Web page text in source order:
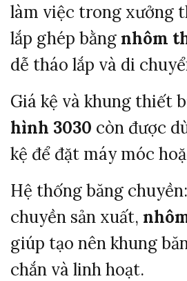
làm việc trong xưởng
lắp ghép bằng nhôm
dễ tháo lắp và di
Giá kệ và khung thiết
hình 3030 còn được
kệ để đặt máy móc
Hệ thống băng chuyền:
chuyền sản xuất,
giúp tạo nên khung
chắn và linh hoạt.